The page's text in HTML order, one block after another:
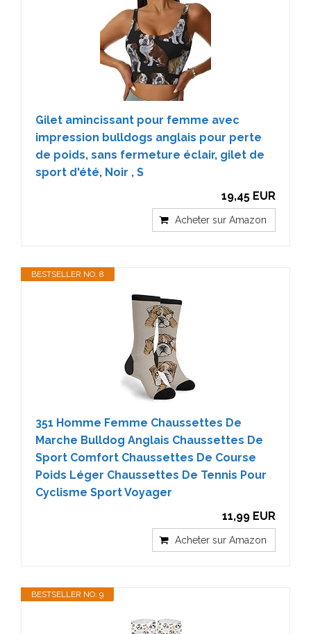
Gilet amincissant pour femme avec
impression bulldogs anglais pour perte
de poids, sans fermeture éclair, gilet de
sport d'été, Noir , S
19,45 EUR
Acheter sur Amazon
BESTSELLER NO. 8
351 Homme Femme Chaussettes De
Marche Bulldog Anglais Chaussettes De
Sport Comfort Chaussettes De Course
Poids Léger Chaussettes De Tennis Pour
Cyclisme Sport Voyager
11,99 EUR
Acheter sur Amazon
BESTSELLER NO. 9